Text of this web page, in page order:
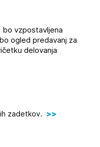
imenom in geslom.
bo vzpostavljena
ogled predavanj za
delovanja
zadetkov.
naročite na
naslov.